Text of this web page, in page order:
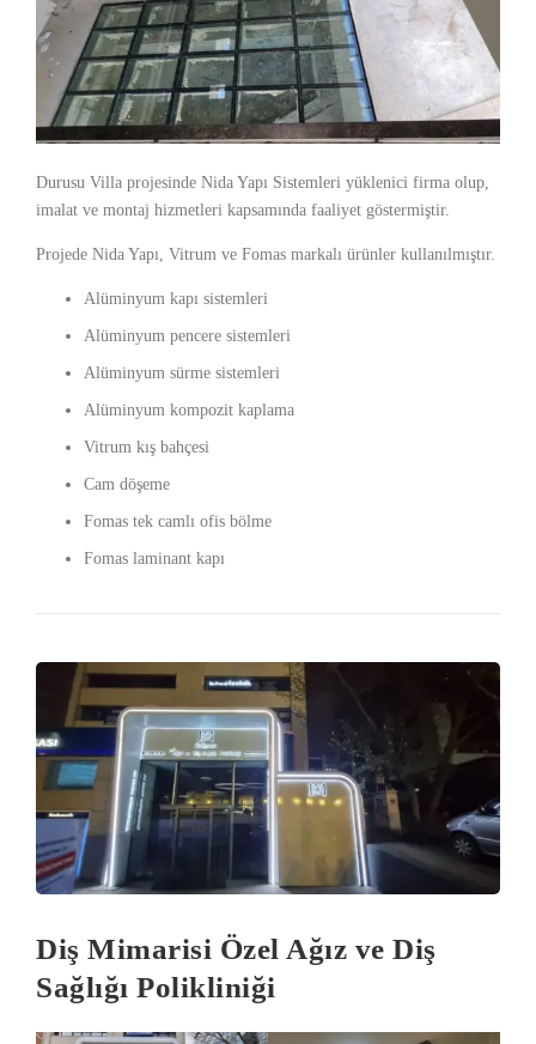
Durusu Villa projesinde Nida Yapı Sistemleri yüklenici firma olup,
imalat ve montaj hizmetleri kapsamında faaliyet göstermiştir.
Projede Nida Yapı, Vitrum ve Fomas markalı ürünler kullanılmıştır.
Alüminyum kapı sistemleri
Alüminyum pencere sistemleri
Alüminyum sürme sistemleri
Alüminyum kompozit kaplama
Vitrum kış bahçesi
Cam döşeme
Fomas tek camlı ofis bölme
Fomas laminant kapı
Diş Mimarisi Özel Ağız ve Diş
Sağlığı Polikliniği